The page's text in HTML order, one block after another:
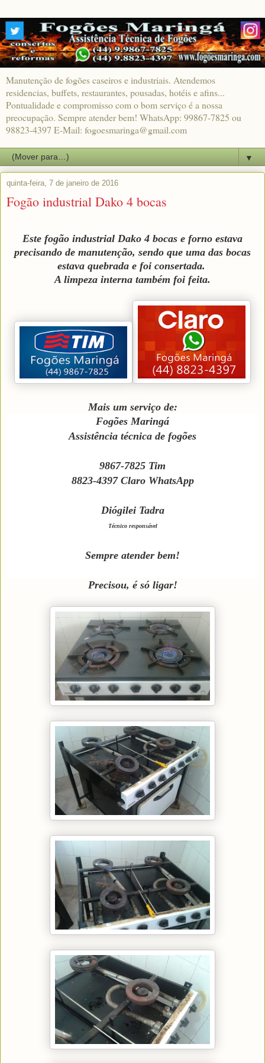
Manutenção de fogões caseiros e industriais. Atendemos
residencias, buffets, restaurantes, pousadas, hotéis e afins...
Pontualidade e compromisso com o bom serviço é a nossa
preocupação. Sempre atender bem! WhatsApp: 99867-7825 ou
98823-4397 E-Mail: fogoesmaringa@gmail.com
▼
quinta-feira, 7 de janeiro de 2016
Fogão industrial Dako 4 bocas
Este fogão industrial Dako 4 bocas e forno estava
precisando de manutenção, sendo que uma das bocas
estava quebrada e foi consertada.
A limpeza interna também foi feita.
Mais um serviço de:
Fogões Maringá
Assistência técnica de fogões
9867-7825 Tim
8823-4397 Claro WhatsApp
Diógilei Tadra
Técnico responsável
Sempre atender bem!
Precisou, é só ligar!